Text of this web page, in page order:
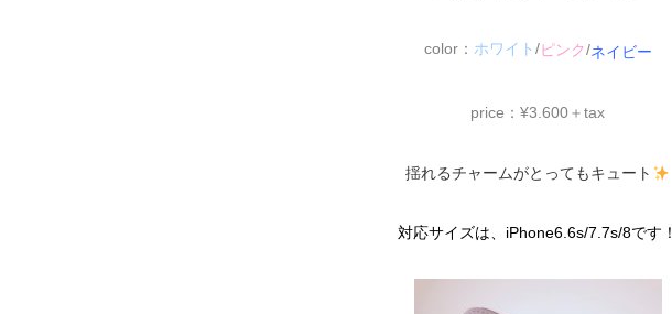
color： ホワイト/ピンク/ネイビー
price：¥3.600＋tax
揺れるチャームがとってもキュート
対応サイズは、iPhone6.6s/7.7s/8です！